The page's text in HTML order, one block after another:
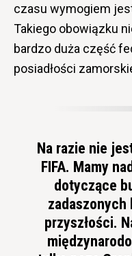
czasu wymogiem
Takiego obowiązku
bardzo duża część
posiadłości
Na razie nie
FIFA. Mamy
dotyczące
zadaszonych
przyszłości.